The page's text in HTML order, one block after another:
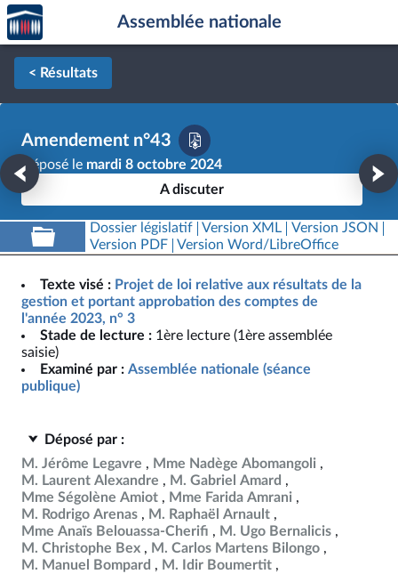
Aller au contenu
Aller en bas de la page
Accèder
à la
page
d'accueil
Assemblée nationale
< Résultats
Amendement n°43
Déposé le mardi 8 octobre 2024
A discuter
Dossier législatif Version XML
Version JSON
Version PDF
Version Word/LibreOffice
Texte visé : Projet de loi relative aux résultats de la
gestion et portant approbation des comptes de
l'année 2023, n° 3
Stade de lecture : 1ère lecture (1ère assemblée
saisie)
Examiné par : Assemblée nationale (séance
publique)
Déposé par :
M. Jérôme Legavre
Mme Nadège Abomangoli
M. Laurent Alexandre
M. Gabriel Amard
Mme Ségolène Amiot
Mme Farida Amrani
M. Rodrigo Arenas
M. Raphaël Arnault
Mme Anaïs Belouassa-Cherifi
M. Ugo Bernalicis
M. Christophe Bex
M. Carlos Martens Bilongo
M. Manuel Bompard
M. Idir Boumertit